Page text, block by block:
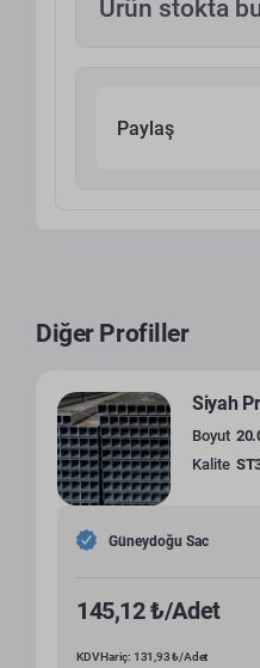
Ürün stokta
Paylaş
Diğer Profiller
Siyah
Boyut
Kalite
Güneydoğu Sac
145,12 ₺/Adet
KDV Hariç: 131,93 ₺/Adet